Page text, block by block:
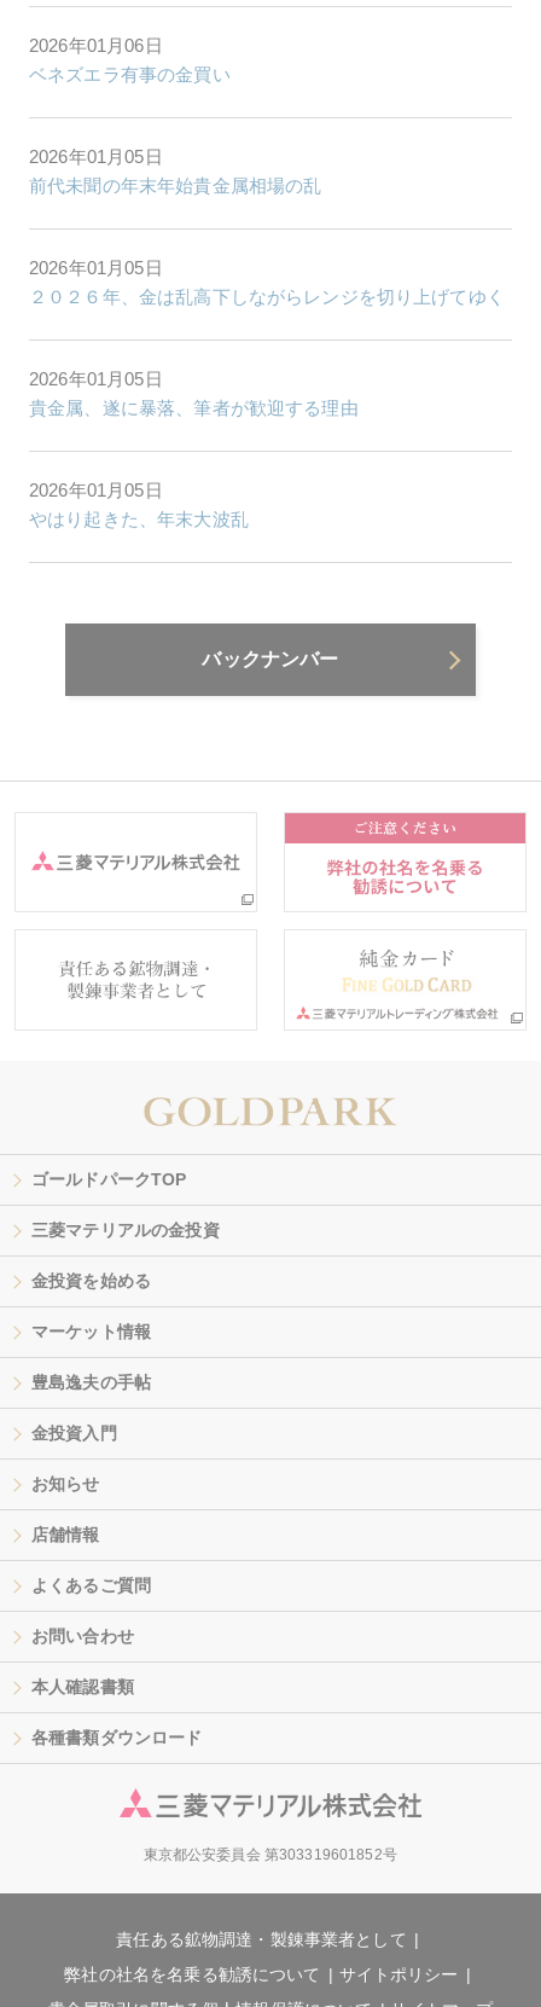
2026年01月06日
ベネズエラ有事の金買い
2026年01月05日
前代未聞の年末年始貴金属相場の乱
2026年01月05日
２０２６年、金は乱高下しながらレンジを切り上げてゆく
2026年01月05日
貴金属、遂に暴落、筆者が歓迎する理由
2026年01月05日
やはり起きた、年末大波乱
バックナンバー
ゴールドパークTOP
三菱マテリアルの金投資
金投資を始める
マーケット情報
豊島逸夫の手帖
金投資入門
お知らせ
店舗情報
よくあるご質問
お問い合わせ
本人確認書類
各種書類ダウンロード
東京都公安委員会 第303319601852号
責任ある鉱物調達・製錬事業者として
弊社の社名を名乗る勧誘について
サイトポリシー